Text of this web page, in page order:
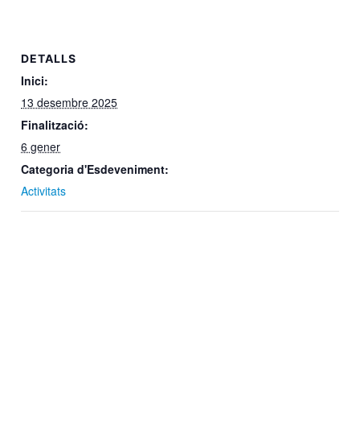
DETALLS
Inici:
13 desembre 2025
Finalització:
6 gener
Categoria d'Esdeveniment:
Activitats